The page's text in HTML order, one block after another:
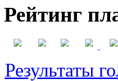
Рейтинг
Результаты